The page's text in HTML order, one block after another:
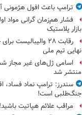
ترامپ باعث افول هژمونی
فشار هم‌زمان گرانی مواد
بازار پلاستیک
رقابت ۲۸
نهایی تیم ملی
اسامی ژل‌های غیر مجاز
منتشر شد
سندرز: ترامپ نماد فساد،
جنگ‌طلبی است!
مراقب علائم هپاتیت باشید!